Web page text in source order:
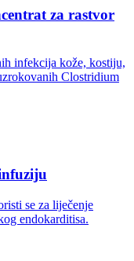
za rastvor
infekcija kože, kostiju,
Clostridium
se za liječenje
endokarditisa.